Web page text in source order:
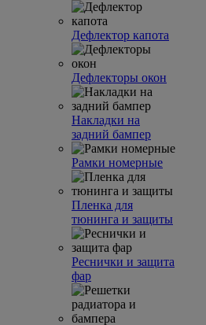
Дефлектор капота
Дефлекторы окон
Накладки на
задний бампер
Рамки номерные
Пленка для
тюнинга и защиты
Реснички и защита
фар